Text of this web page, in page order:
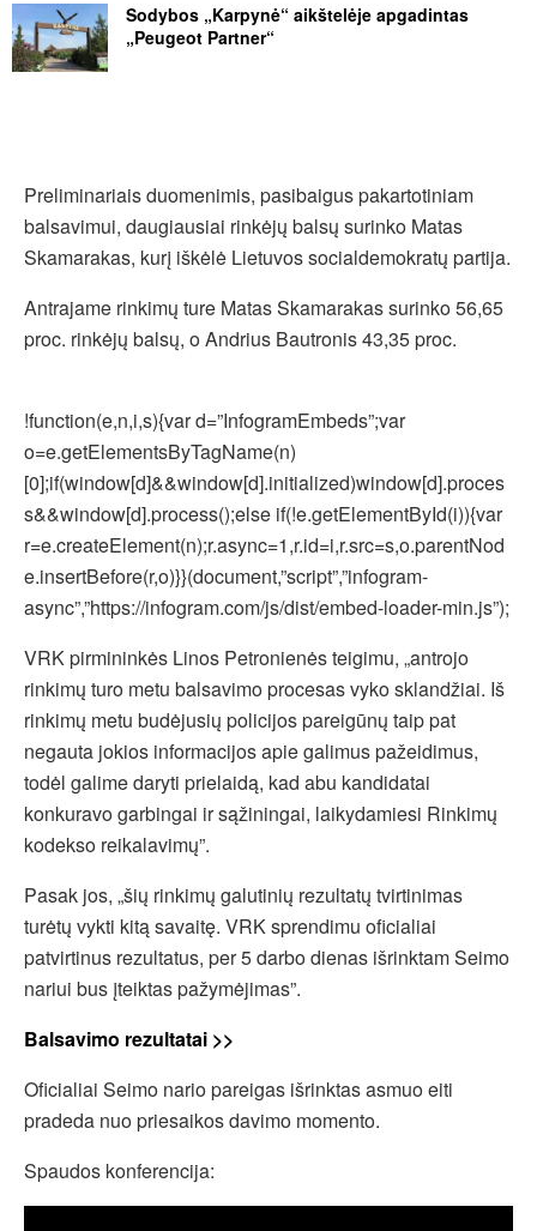
Sodybos „Karpynė“ aikštelėje apgadintas
„Peugeot Partner“
Preliminariais duomenimis, pasibaigus pakartotiniam
balsavimui, daugiausiai rinkėjų balsų surinko Matas
Skamarakas, kurį iškėlė Lietuvos socialdemokratų partija.
Antrajame rinkimų ture Matas Skamarakas surinko 56,65
proc. rinkėjų balsų, o Andrius Bautronis 43,35 proc.
!function(e,n,i,s){var d=”InfogramEmbeds”;var
o=e.getElementsByTagName(n)
[0];if(window[d]&&window[d].initialized)window[d].proces
s&&window[d].process();else if(!e.getElementById(i)){var
r=e.createElement(n);r.async=1,r.id=i,r.src=s,o.parentNod
e.insertBefore(r,o)}}(document,”script”,”infogram-
async”,”https://infogram.com/js/dist/embed-loader-min.js”);
VRK pirmininkės Linos Petronienės teigimu, „antrojo
rinkimų turo metu balsavimo procesas vyko sklandžiai. Iš
rinkimų metu budėjusių policijos pareigūnų taip pat
negauta jokios informacijos apie galimus pažeidimus,
todėl galime daryti prielaidą, kad abu kandidatai
konkuravo garbingai ir sąžiningai, laikydamiesi Rinkimų
kodekso reikalavimų”.
Pasak jos, „šių rinkimų galutinių rezultatų tvirtinimas
turėtų vykti kitą savaitę. VRK sprendimu oficialiai
patvirtinus rezultatus, per 5 darbo dienas išrinktam Seimo
nariui bus įteiktas pažymėjimas”.
Balsavimo rezultatai >>
Oficialiai Seimo nario pareigas išrinktas asmuo eiti
pradeda nuo priesaikos davimo momento.
Spaudos konferencija: